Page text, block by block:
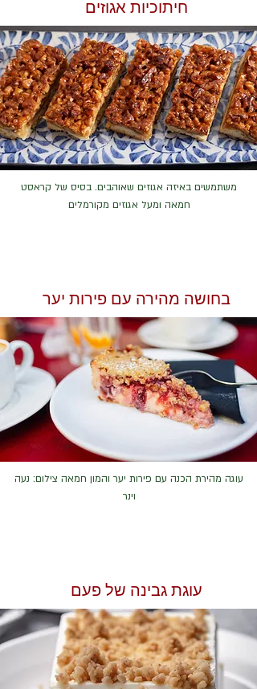
חיתוכיות אגוזים
משתמשים באיזה אגוזים שאוהבים. בסיס של קראסט
חמאה ומעל אגוזים מקורמלים
בחושה מהירה עם פירות יער
עוגה מהירת הכנה עם פירות יער והמון חמאה צילום: נעה
וינר
עוגת גבינה של פעם